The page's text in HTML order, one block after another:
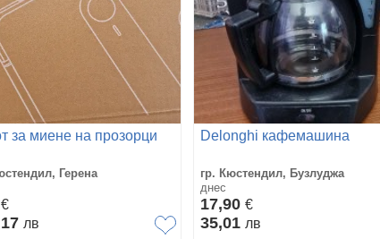
за миене на прозорци
Герена
€
лв
Delonghi кафемашина
гр. Кюстендил, Бузлуджа
днес
17,90 €
35,01 лв